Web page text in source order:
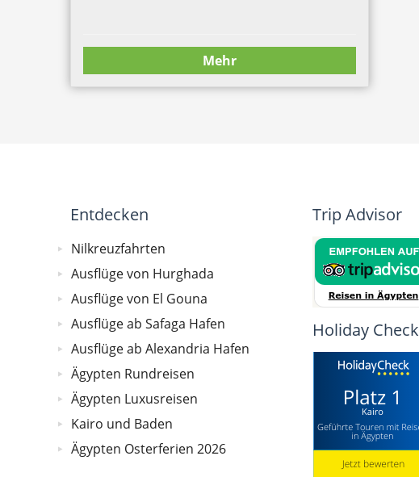
Mehr
Entdecken
Nilkreuzfahrten
Ausflüge von Hurghada
Ausflüge von El Gouna
Ausflüge ab Safaga Hafen
Ausflüge ab Alexandria Hafen
Ägypten Rundreisen
Ägypten Luxusreisen
Kairo und Baden
Ägypten Osterferien 2026
Trip Advisor
Holiday Check